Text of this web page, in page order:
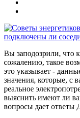
Вы заподозрили, что
сожалению, такое
это указывает -
значения, которые, с
реальное
выяснить имеют ли
вопросы дает ответы